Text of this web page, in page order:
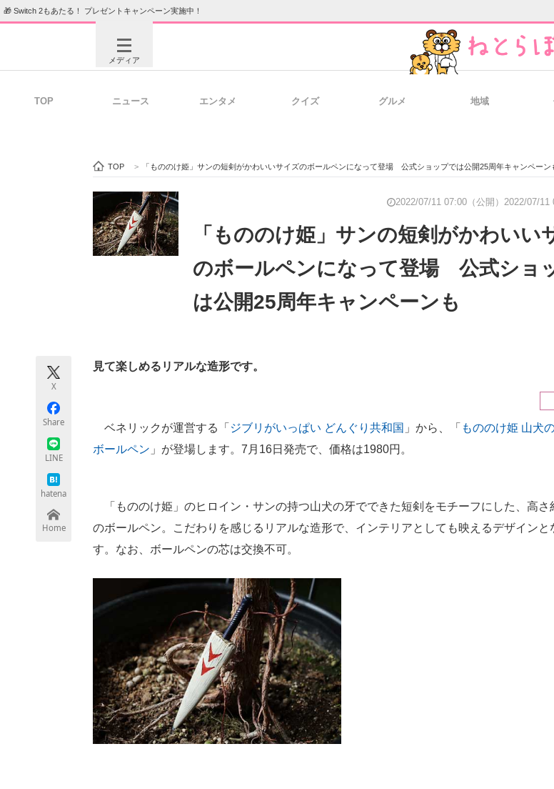
🎁 Switch 2もあたる！ プレゼントキャンペーン実施中！
メディア
ビジネスと働き方のヒント
ITエンジニア向け専門サイト 企業向けIT製品の総合サイト IT製品の技術・比較・事例
TOP ニュース エンタメ クイズ グルメ 地域
TOP > 「もののけ姫」サンの短剣がかわいいサイズのボールペンになって登場 公式ショップでは公開25周年キャンペーン
2022/07/11 07:00（公開） 2022/07/11
「もののけ姫」サンの短剣がかわいい
のボールペンになって登場 公式ショ
は公開25周年キャンペーンも
X
Share
LINE
hatena
Home
見て楽しめるリアルな造形です。
ベネリックが運営する「 ジブリがいっぱい どんぐり共和国 」から、「 もののけ姫 山犬
ボールペン 」が登場します。7月16日発売で、価格は1980円。
「もののけ姫」のヒロイン・サンの持つ山犬の牙でできた短剣をモチーフにした、高さ
のボールペン。こだわりを感じるリアルな造形で、インテリアとしても映えるデザインと
す。なお、ボールペンの芯は交換不可。